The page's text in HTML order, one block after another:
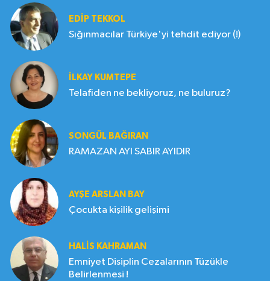
EDIP TEKKOL
Sığınmacılar Türkiye'yi tehdit ediyor (!)
İLKAY KUMTEPE
Telafiden ne bekliyoruz, ne buluruz?
SONGÜL BAĞIRAN
RAMAZAN AYI SABIR AYIDIR
AYŞE ARSLAN BAY
Çocukta kişilik gelişimi
HALIS KAHRAMAN
Emniyet Disiplin Cezalarının Tüzükle
Belirlenmesi !